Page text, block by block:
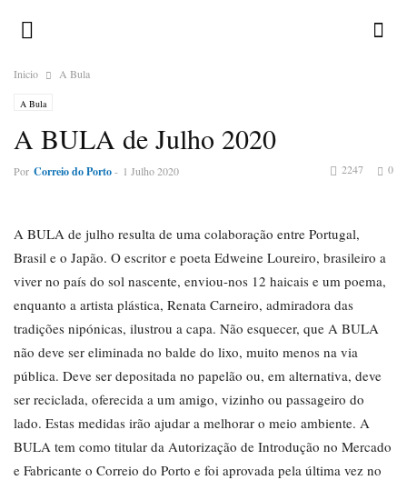
Inicio A Bula
A Bula
A BULA de Julho 2020
Por Correio do Porto- 1 Julho 2020 0
2247
A BULA de julho resulta de uma colaboração entre Portugal,
Brasil e o Japão. O escritor e poeta Edweine Loureiro, brasileiro a
viver no país do sol nascente, enviou-nos 12 haicais e um poema,
enquanto a artista plástica, Renata Carneiro, admiradora das
tradições nipónicas, ilustrou a capa. Não esquecer, que A BULA
não deve ser eliminada no balde do lixo, muito menos na via
pública. Deve ser depositada no papelão ou, em alternativa, deve
ser reciclada, oferecida a um amigo, vizinho ou passageiro do
lado. Estas medidas irão ajudar a melhorar o meio ambiente. A
BULA tem como titular da Autorização de Introdução no Mercado
e Fabricante o Correio do Porto e foi aprovada pela última vez no